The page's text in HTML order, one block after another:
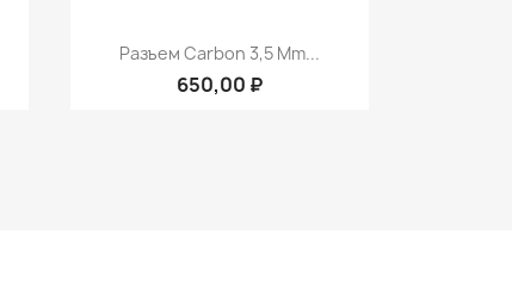
Быстрый просмотр
Разъем Carbon 3,5 Mm...
650,00 ₽